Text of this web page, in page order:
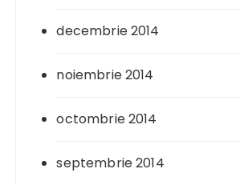
decembrie 2014
noiembrie 2014
octombrie 2014
septembrie 2014